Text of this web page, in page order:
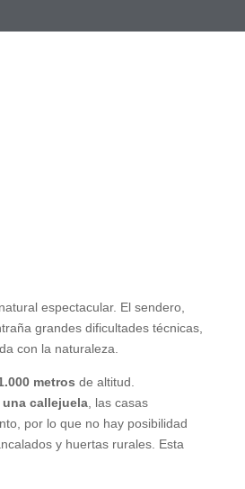
espectacular. El sendero,
grandes dificultades técnicas,
con la naturaleza.
metros de altitud.
callejuela , las casas
por lo que no hay posibilidad
y huertas rurales. Esta